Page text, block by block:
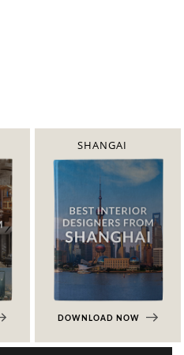
SHANGAI
DOWNLOAD NOW